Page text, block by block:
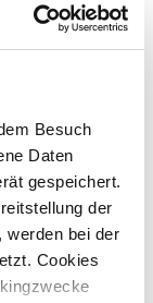
Besuch
Daten
gespeichert.
der
werden bei der
Cookies
1 Tag